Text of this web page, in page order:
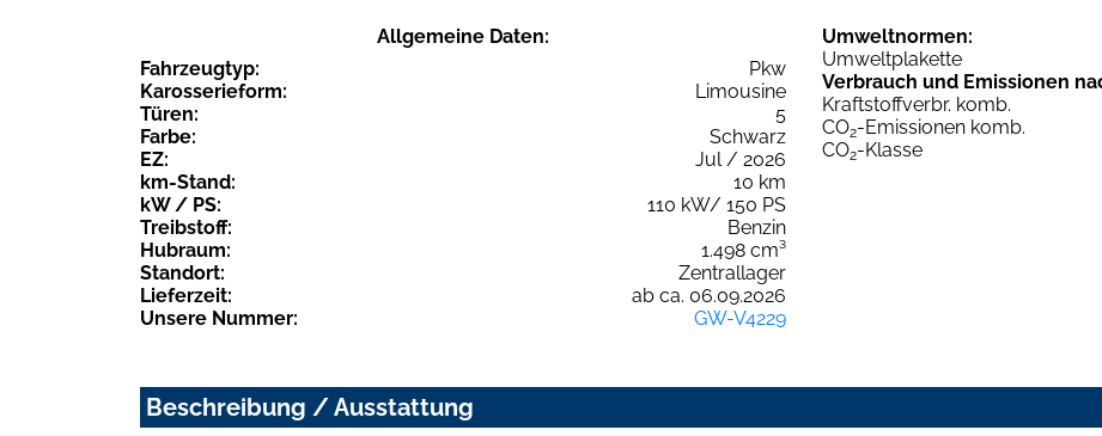
Allgemeine Daten:
Fahrzeugtyp:
Pkw
Karosserieform:
Limousine
Türen:
5
Farbe:
Schwarz
EZ:
Jul / 2026
km-Stand:
10 km
kW / PS:
110 kW/ 150 PS
Treibstoff:
Benzin
Hubraum:
1.498 cm³
Standort:
Zentrallager
Lieferzeit:
ab ca. 06.09.2026
Unsere Nummer:
GW-V4229
Umweltnormen:
Umweltplakette
Verbrauch und Emissionen
Kraftstoffverbr. komb.
CO2-Emissionen komb.
CO2-Klasse
Beschreibung / Ausstattung